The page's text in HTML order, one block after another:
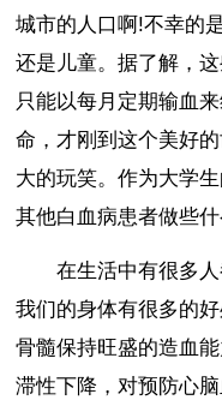
城市的人口啊!不幸的
还是儿童。据了解，
只能以每月定期输血
命，才刚到这个美好
大的玩笑。作为大学
其他白血病患者做些
在生活中有很多
我们的身体有很多的
骨髓保持旺盛的造血
滞性下降，对预防心